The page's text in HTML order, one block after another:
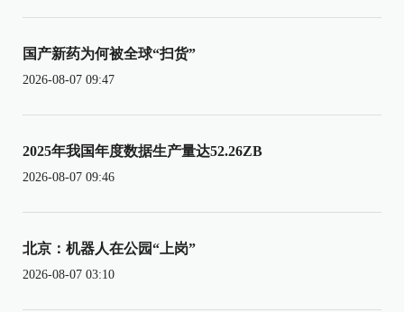
国产新药为何被全球“扫货”
2026-08-07 09:47
2025年我国年度数据生产量达52.26ZB
2026-08-07 09:46
北京：机器人在公园“上岗”
2026-08-07 03:10